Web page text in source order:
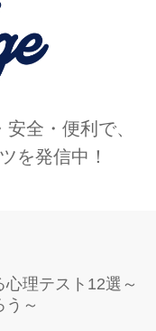
全・便利で、
を発信中！
心理テスト12選～
う～